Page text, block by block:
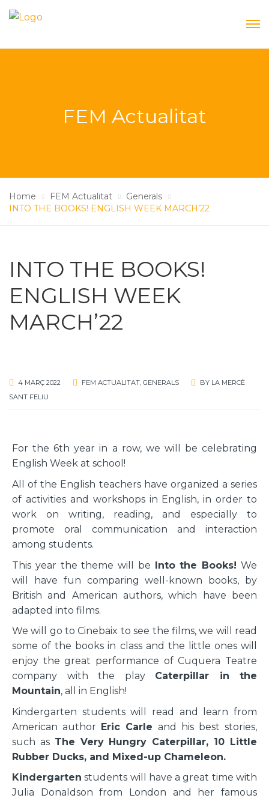
FEM Actualitat
Home FEM Actualitat
Generals
INTO THE BOOKS! ENGLISH WEEK MARCH’22
INTO THE BOOKS!
ENGLISH WEEK
MARCH’22
4 MARÇ 2022 FEM ACTUALITAT GENERALS BY LA MERCÈ
SANT FELIU
For the 6th year in a row, we will be celebrating
English Week at school!
All of the English teachers have organized a series
of activities and workshops in English, in order to
work on writing, reading, and especially to
promote oral communication and interaction
among students.
This year the theme will be Into the Books! We
will have fun comparing well-known books, by
British and American authors, which have been
adapted into films.
We will go to Cinebaix to see the films, we will read
some of the books in class and the little ones will
enjoy the great performance of Cuquera Teatre
company with the play Caterpillar in the
Mountain, all in English!
Kindergarten students will read and learn from
American author Eric Carle and his best stories,
such as The Very Hungry Caterpillar, 10 Little
Rubber Ducks, and Mixed-up Chameleon.
Kindergarten students will have a great time with
Julia Donaldson from London and her famous